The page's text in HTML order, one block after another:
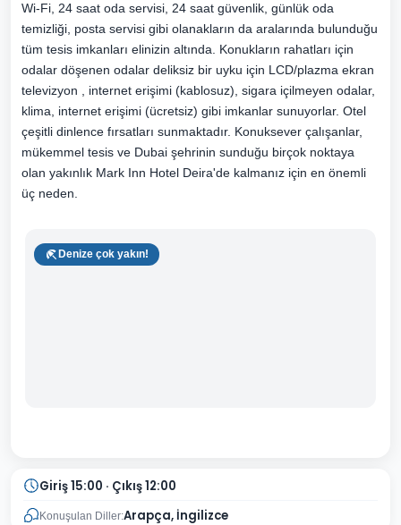
Wi-Fi, 24 saat oda servisi, 24 saat güvenlik, günlük oda
temizliği, posta servisi gibi olanakların da aralarında bulunduğu
tüm tesis imkanları elinizin altında. Konukların rahatları için
odalar döşenen odalar deliksiz bir uyku için LCD/plazma ekran
televizyon , internet erişimi (kablosuz), sigara içilmeyen odalar,
klima, internet erişimi (ücretsiz) gibi imkanlar sunuyorlar. Otel
çeşitli dinlence fırsatları sunmaktadır. Konuksever çalışanlar,
mükemmel tesis ve Dubai şehrinin sunduğu birçok noktaya
olan yakınlık Mark Inn Hotel Deira'de kalmanız için en önemli
üç neden.
Denize çok yakın!
Giriş 15:00 · Çıkış 12:00
Konuşulan Diller:Arapça, İngilizce